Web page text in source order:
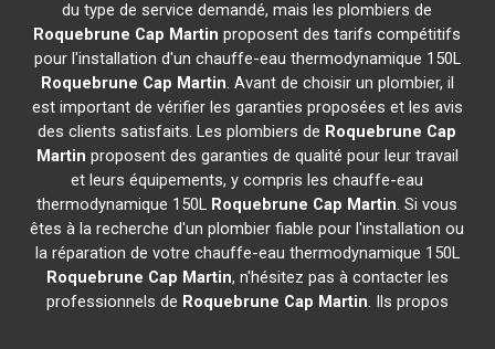
du type de service demandé, mais les plombiers de
Roquebrune Cap Martin proposent des tarifs compétitifs
pour l'installation d'un chauffe-eau thermodynamique 150L
Roquebrune Cap Martin. Avant de choisir un plombier, il
est important de vérifier les garanties proposées et les avis
des clients satisfaits. Les plombiers de Roquebrune Cap
Martin proposent des garanties de qualité pour leur travail
et leurs équipements, y compris les chauffe-eau
thermodynamique 150L Roquebrune Cap Martin. Si vous
êtes à la recherche d'un plombier fiable pour l'installation ou
la réparation de votre chauffe-eau thermodynamique 150L
Roquebrune Cap Martin, n'hésitez pas à contacter les
professionnels de Roquebrune Cap Martin. Ils propos